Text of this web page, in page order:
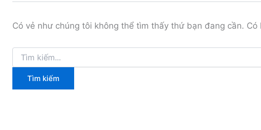
Có vẻ như chúng tôi không thể tìm thấy thứ bạn đang cần.